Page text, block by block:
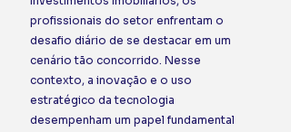
profissionais do setor enfrentam o
desafio diário de se destacar em um
cenário tão concorrido. Nesse
contexto, a inovação e o uso
estratégico da tecnologia
desempenham um papel fundamental